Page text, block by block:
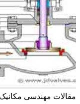
مهندسی مکانیک